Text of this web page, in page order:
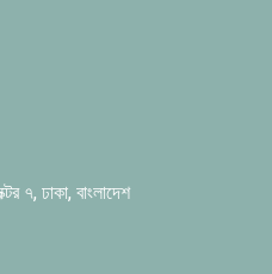
৭, ঢাকা, বাংলাদেশ